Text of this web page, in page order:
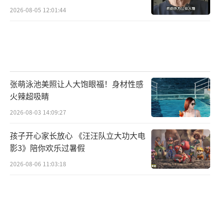
2026-08-05 12:01:44
张萌泳池美照让人大饱眼福！身材性感
火辣超吸睛
2026-08-03 14:09:27
孩子开心家长放心 《汪汪队立大功大电
影3》陪你欢乐过暑假
2026-08-06 11:03:18